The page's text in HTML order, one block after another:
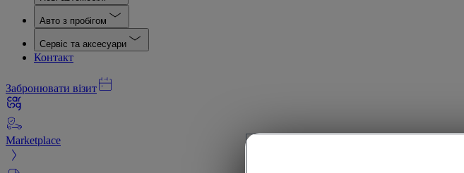
Авто з пробігом
Сервіс та аксесуари
Контакт
Забронювати візит
Marketplace